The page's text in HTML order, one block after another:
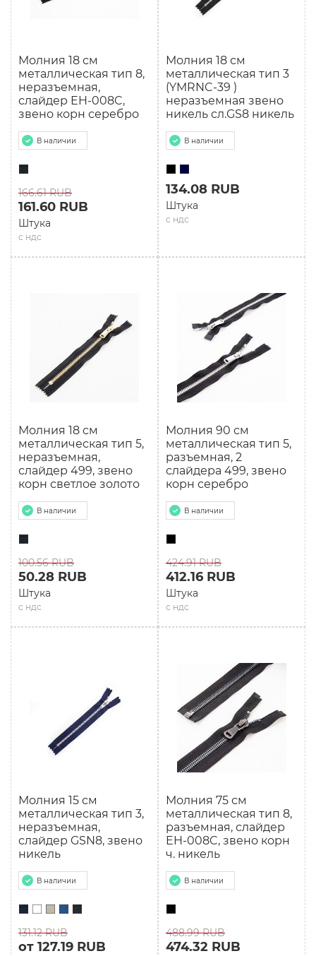
Молния 18 см
мeталлическая тип 8,
неразъемная,
слайдер EH-008C,
звено корн серебро
В наличии
166.61 RUB
с ндс
161.60 RUB
Штука
Молния 18 см
мeталлическая тип 3
(YMRNC-39 )
неразъемная звено
никель сл.GS8 никель
В наличии
с ндс
134.08 RUB
Штука
Молния 18 см
мeталлическая тип 5,
неразъемная,
слайдер 499, звено
корн светлое золото
В наличии
100.56 RUB
с ндс
50.28 RUB
Штука
Молния 90 см
мeталлическая тип 5,
разъемная, 2
слайдера 499, звено
корн серебро
В наличии
424.91 RUB
с ндс
412.16 RUB
Штука
Молния 15 см
металлическая тип 3,
неразъемная,
слайдер GSN8, звено
никель
В наличии
131.12 RUB
от 127.19 RUB
Молния 75 см
мeталлическая тип 8,
разъемная, слайдер
EH-008C, звено корн
ч. никель
В наличии
488.99 RUB
474.32 RUB